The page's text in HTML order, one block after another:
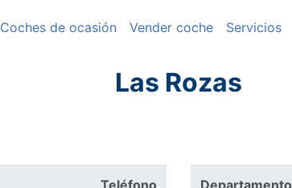
Coches de ocasión Vender coche Servicios
Las Rozas
Teléfono Departamento